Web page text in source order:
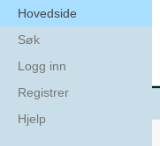
Hovedside
Søk
Logg inn
Registrer
Hjelp